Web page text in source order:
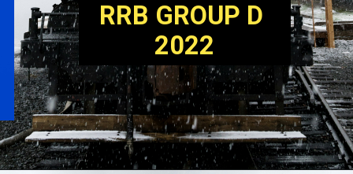
RRB GROUP D
2022